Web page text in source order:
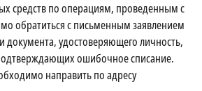
средств по операциям, проведенным с
обратиться с письменным заявлением
удостоверяющего личность,
ошибочное списание.
направить по адресу